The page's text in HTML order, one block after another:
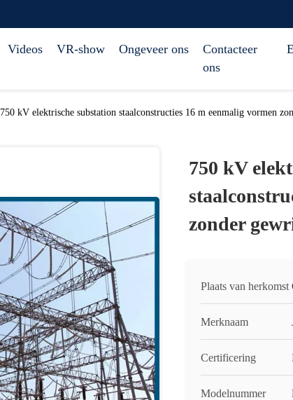
Videos VR-show Ongeveer ons
Contacteer
ons
750 kV elektrische substation staalconstructies 16 m eenmalig vormen
750 kV
zonder
Plaats van herkomst
Merknaam
Certificering
Modelnummer